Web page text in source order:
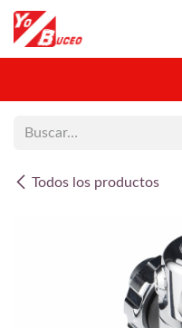
Ir al contenido
Todos los productos